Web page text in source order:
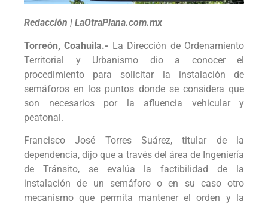
Redacción | LaOtraPlana.com.mx
Torreón, Coahuila.- La Dirección de Ordenamiento
Territorial y Urbanismo dio a conocer el
procedimiento para solicitar la instalación de
semáforos en los puntos donde se considera que
son necesarios por la afluencia vehicular y
peatonal.
Francisco José Torres Suárez, titular de la
dependencia, dijo que a través del área de Ingeniería
de Tránsito, se evalúa la factibilidad de la
instalación de un semáforo o en su caso otro
mecanismo que permita mantener el orden y la